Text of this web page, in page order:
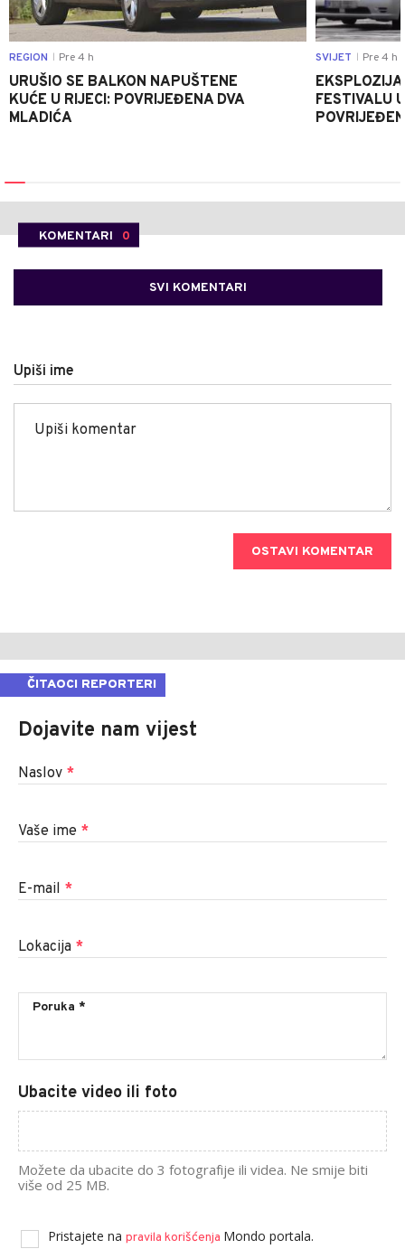
REGION Pre 4 h
URUŠIO SE BALKON NAPUŠTENE
KUĆE U RIJECI: POVRIJEĐENA DVA
MLADIĆA
SVIJET Pre 4 h
FESTIVALU
KOMENTARI 0
SVI KOMENTARI
Upiši ime
OSTAVI KOMENTAR
ČITAOCI REPORTERI
Dojavite nam vijest
Naslov *
Vaše ime *
E-mail *
Lokacija *
Ubacite video ili foto
Možete da ubacite do 3 fotografije ili videa. Ne smije biti
više od 25 MB.
Pristajete na pravila korišćenja Mondo portala.